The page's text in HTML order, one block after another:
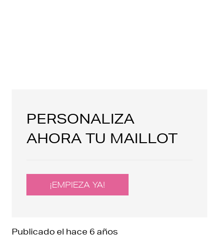
PERSONALIZA
AHORA TU MAILLOT
¡EMPIEZA YA!
Publicado el hace 6 años